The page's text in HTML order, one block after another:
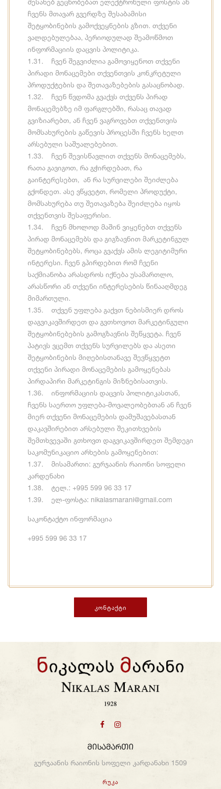
შესახებ გეცნობებათ ელექტრონული ფოსტის ან
ჩვენს მთავარ გვერდზე შესაბამისი
შეტყობინების გამოქვეყნების გზით. თქვენი
ვალდებულებაა, პერიოდულად შეამოწმოთ
ინფორმაციის დაცვის პოლიტიკა.
1.31. ჩვენ შეგვიძლია გამოვიყენოთ თქვენი
პირადი მონაცემები თქვენთვის კონკრეტული
პროდუქტების და შეთავაზებების გასაცნობად.
1.32. ჩვენ წვდომა გვაქვს თქვენს პირად
მონაცემებზე იმ ფარგლებში, რასაც თავად
გვიზიარებთ, ან ჩვენ ვაგროვებთ თქვენთვის
მომსახურების გაწევის პროცესში ჩვენს ხელთ
არსებული საშუალებებით.
1.33. ჩვენ შევისწავლით თქვენს მონაცემებს,
რათა გავიგოთ, რა გჭირდებათ, რა
გაინტერესებთ, ან რა სურვილები შეიძლება
გქონდეთ. ასე ვწყვეტთ, რომელი პროდუქტი,
მომსახურება თუ შეთავაზება შეიძლება იყოს
თქვენთვის შესაფერისი.
1.34. ჩვენ მხოლოდ მაშინ ვიყენებთ თქვენს
პირად მონაცემებს და გიგზავნით მარკეტინგულ
შეტყობინებებს, როცა გვაქვს ამის ლეგიტიმური
ინტერესი. ჩვენ გპირდებით რომ ჩვენი
საქმიანობა არასდროს იქნება უსამართლო,
არასწორი ან თქვენი ინტერესების წინააღმდეგ
მიმართული.
1.35. თქვენ უფლება გაქვთ ნებისმიერ დროს
დაგვიკავშირდეთ და გვთხოვოთ მარკეტინგული
შეტყობინებების გამოგზავნის შეწყვეტა. ჩვენ
პატივს ვცემთ თქვენს სურვილებს და ასეთი
შეტყობინების მიღებისთანავე შევწყვეტთ
თქვენი პირადი მონაცემების გამოყენებას
პირდაპირი მარკეტინგის მიზნებისათვის.
1.36. ინფორმაციის დაცვის პოლიტიკასთან,
ჩვენს საერთო უფლება-მოვალეობებთან ან ჩვენ
მიერ თქვენი მონაცემების დამუშავებასთან
დაკავშირებით არსებული შეკითხვების
შემთხვევაში გთხოვთ დაგვიკავშირდეთ შემდეგი
საკომუნიკაციო არხების გამოყენებით:
1.37. მისამართი: გურჯაანის რაიონი სოფელი
კარდენახი
1.38. ტელ.: +995 599 96 33 17
1.39. ელ-ფოსტა: nikalasmarani@gmail.com
საკონტაქტო ინფორმაცია
+995 599 96 33 17
Კონტაქტი
Მისამართი
გურჯაანის რაიონის სოფელი კარდანახი 1509
Რუკა